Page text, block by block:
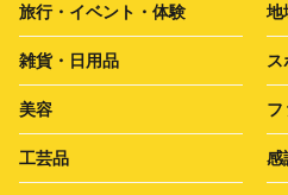
旅行・イベント・体験 地
雑貨・日用品
美容 フ
工芸品 感